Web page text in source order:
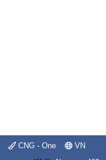
CNG - One VN